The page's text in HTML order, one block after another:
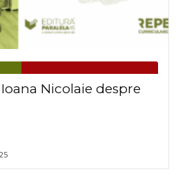
Nicolaie despre